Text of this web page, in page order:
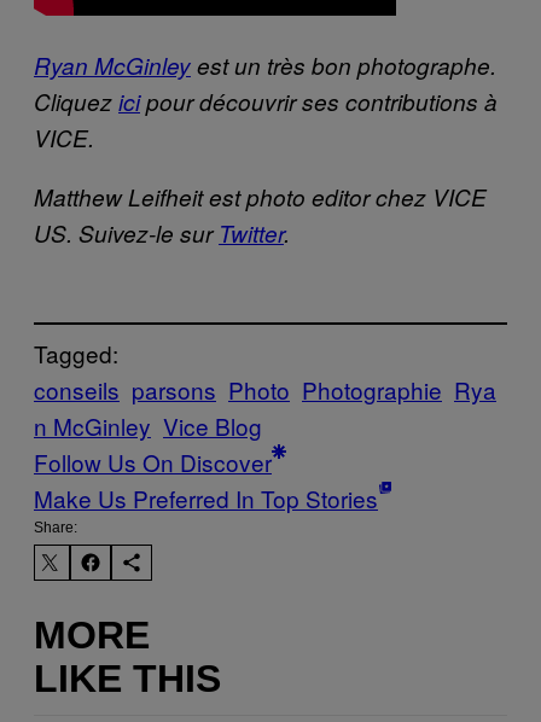
Ryan McGinleyest un très bon photographe.
Cliquezicipour découvrir ses contributions à
VICE.
Matthew Leifheit est photo editor chez VICE
US. Suivez-le surTwitter.
Tagged:
conseils parsons Photo Photographie Rya
n McGinley Vice Blog
Follow Us On Discover
Make Us Preferred In Top Stories
Share:
MORE
LIKE THIS